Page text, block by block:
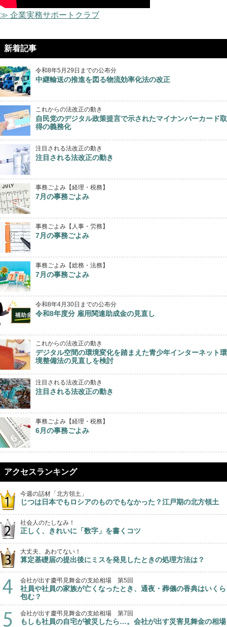
≫ 企業実務サポートクラブ
新着記事
令和8年5月29日までの公布分
中継輸送の推進を図る物流効率化法の改正
これからの法改正の動き
自民党のデジタル政策提言で示されたマイナンバーカード取
得の義務化
注目される法改正の動き
注目される法改正の動き
事務ごよみ【経理・税務】
7月の事務ごよみ
事務ごよみ【人事・労務】
7月の事務ごよみ
事務ごよみ【総務・法務】
7月の事務ごよみ
令和8年4月30日までの公布分
令和8年度分 雇用関連助成金の見直し
これからの法改正の動き
デジタル空間の環境変化を踏まえた青少年インターネット環
境整備法の見直しを検討
注目される法改正の動き
注目される法改正の動き
事務ごよみ【経理・税務】
6月の事務ごよみ
アクセスランキング
今週の話材「北方領土」
じつは日本でもロシアのものでもなかった？江戸期の北方領土
社会人のたしなみ！
正しく、きれいに「数字」を書くコツ
大丈夫、あわてない！
算定基礎届の提出後にミスを発見したときの処理方法は？
会社が出す慶弔見舞金の支給相場 第5回
社員や社員の家族が亡くなったとき、通夜・葬儀の香典はいくら
包む？
会社が出す慶弔見舞金の支給相場 第7回
もしも社員の自宅が被災したら…。会社が出す災害見舞金の相場